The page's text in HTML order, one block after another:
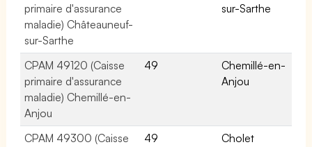
primaire d'assurance
maladie) Châteauneuf-
sur-Sarthe
sur-Sarthe
CPAM 49120 (Caisse
primaire d'assurance
maladie) Chemillé-en-
Anjou
49
Chemillé-en-
Anjou
CPAM 49300 (Caisse
49 Cholet